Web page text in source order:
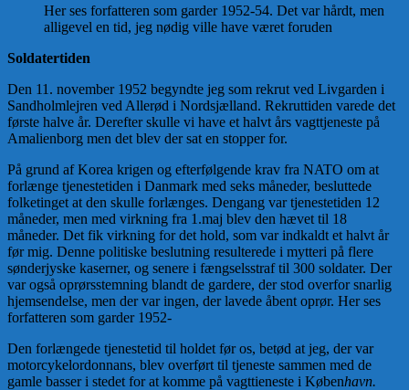
Her ses forfatteren som garder 1952-54. Det var hårdt, men
alligevel en tid, jeg nødig ville have været foruden
Soldatertiden
Den 11. november 1952 begyndte jeg som rekrut ved Livgarden i
Sandholmlejren ved Allerød i Nordsjælland. Rekruttiden varede det
første halve år. Derefter skulle vi have et halvt års vagttjeneste på
Amalienborg men det blev der sat en stopper for.
På grund af Korea krigen og efterfølgende krav fra NATO om at
forlænge tjenestetiden i Danmark med seks måneder, besluttede
folketinget at den skulle forlænges. Dengang var tjenestetiden 12
måneder, men med virkning fra 1.maj blev den hævet til 18
måneder. Det fik virkning for det hold, som var indkaldt et halvt år
før mig. Denne politiske beslutning resulterede i mytteri på flere
sønderjyske kaserner, og senere i fængselsstraf til 300 soldater. Der
var også oprørsstemning blandt de gardere, der stod overfor snarlig
hjemsendelse, men der var ingen, der lavede åbent oprør. Her ses
forfatteren som garder 1952-
Den forlængede tjenestetid til holdet før os, betød at jeg, der var
motorcykelordonnans, blev overført til tjeneste sammen med de
gamle basser i stedet for at komme på vagttieneste i København.